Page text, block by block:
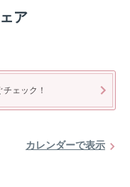
ア
ェック！
カレンダーで表示